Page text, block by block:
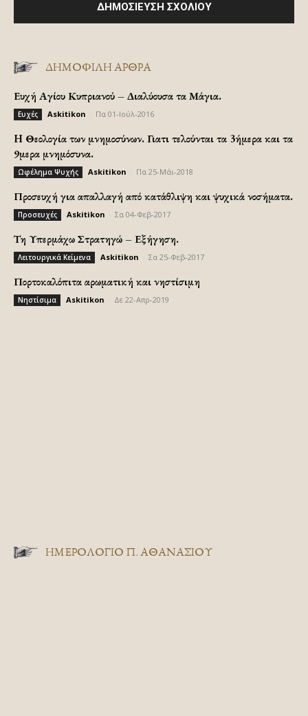
ΔΗΜΟΦΙΛΗ ΑΡΘΡΑ
Ευχή Αγίου Κυπριανού – Διαλύουσα τα Μάγια.
Ευχές Askitikon Πα 01-Ιούλ-2016
H Θεολογία των μνημοσύνων. Γιατι τελούνται τα 3ήμερα και τα
9μερα μνημόσυνα.
Ωφέλημα Ψυχής Askitikon Πα 25-Μάι-2018
Προσευχή για απαλλαγή από κατάθλιψη και ψυχικά νοσήματα.
Προσευχές Askitikon Σα 04-Φεβ-2017
Τη Υπερμάχω Στρατηγώ – Εξήγηση.
Λειτουργικά Κείμενα Askitikon Σα 25-Φεβ-2017
Πορτοκαλόπιτα αρωματική και νηστίσιμη
Νηστίσιμα Askitikon Δε 22-Απρ-2019
ΗΜΕΡΟΛΟΓΙΟ Π. ΑΘΑΝΑΣΙΟΥ